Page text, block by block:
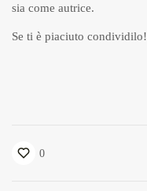
sia come autrice.
Se ti è piaciuto condividilo!
0